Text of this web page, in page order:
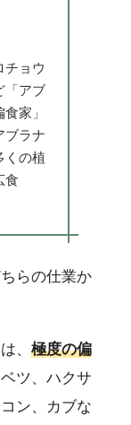
チョウ
「アブ
家」
ブラナ
くの植
食
らの仕業か
は、 極度の偏
ツ、ハクサ
ン、カブな